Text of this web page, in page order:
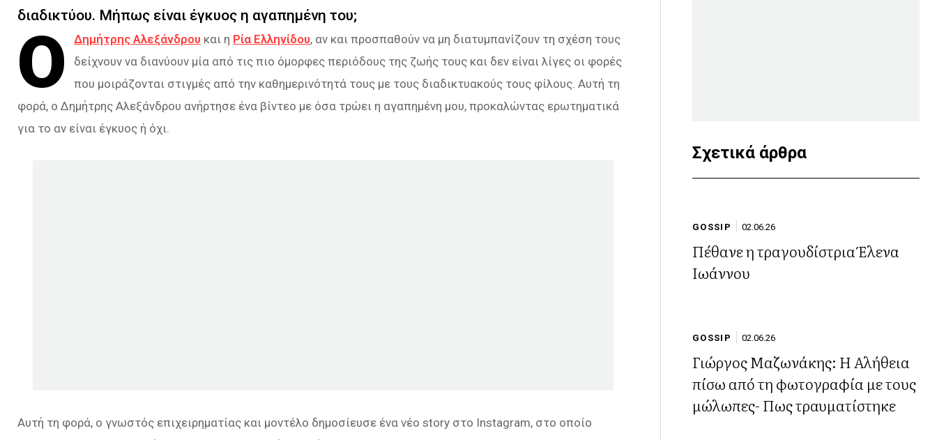
διαδικτύου. Μήπως είναι έγκυος η αγαπημένη του;
Ο Δημήτρης Αλεξάνδρου και η Ρία Ελληνίδου, αν και προσπαθούν να μη διατυμπανίζουν τη σχέση τους
δείχνουν να διανύουν μία από τις πιο όμορφες περιόδους της ζωής τους και δεν είναι λίγες οι φορές
που μοιράζονται στιγμές από την καθημερινότητά τους με τους διαδικτυακούς τους φίλους. Αυτή τη
φορά, ο Δημήτρης Αλεξάνδρου ανήρτησε ένα βίντεο με όσα τρώει η αγαπημένη μου, προκαλώντας ερωτηματικά
για το αν είναι έγκυος ή όχι.
Αυτή τη φορά, ο γνωστός επιχειρηματίας και μοντέλο δημοσίευσε ένα νέο story στο Instagram, στο οποίο
Σχετικά άρθρα
GOSSIP 02.06.26
Πέθανε η τραγουδίστρια Έλενα
Ιωάννου
GOSSIP 02.06.26
Γιώργος Μαζωνάκης: Η Αλήθεια
πίσω από τη φωτογραφία με τους
μώλωπες- Πως τραυματίστηκε